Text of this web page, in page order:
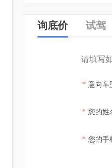
询底价 试驾
请填写
* 意向车
* 您的姓
* 您的手